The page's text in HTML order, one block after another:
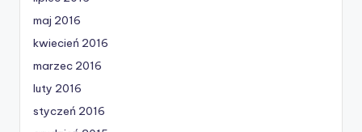
maj 2016
kwiecień 2016
marzec 2016
luty 2016
styczeń 2016